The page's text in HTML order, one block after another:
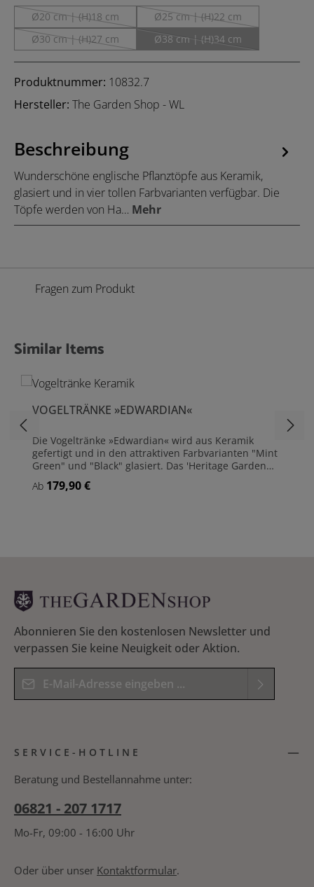
Ø20 cm | (H)18 cm
(Diese Option ist zurzeit nicht verfügbar.)
Ø25 cm | (H)22 cm
(Diese Option ist zurzeit
Ø30 cm | (H)27 cm
(Diese Option ist zurzeit nicht verfügbar.)
Ø38 cm | (H)34 cm
(Diese Option ist zurzeit
Produktnummer: 10832.7
Hersteller: The Garden Shop - WL
Beschreibung
Wunderschöne englische Pflanztöpfe aus Keramik,
glasiert und in vier tollen Farbvarianten verfügbar. Die
Töpfe werden von Ha… Mehr
Fragen zum Produkt
Produktgalerie überspringen
Similar Items
VOGELTRÄNKE »EDWARDIAN«
Die Vogeltränke »Edwardian« wird aus Keramik
gefertigt und in den attraktiven Farbvarianten "Mint
Green" und "Black" glasiert. Das 'Heritage Garden
Keramik ist bis -5 Grad frostsicher, allerdings kann
Grad Maße: Höhe 61 cm - Durchmesser (Schale) 44
cm Gewicht: Gesamt 10,0 kg
Regulärer Preis:
Ab 179,90 €
Abonnieren Sie den kostenlosen Newsletter und
verpassen Sie keine Neuigkeit oder Aktion.
E-Mail-Adresse*
Kenntnis genommen und die
Bitte geben Sie das Ergebnis der Gleichung in das
SERVICE-HOTLINE
Beratung und Bestellannahme unter:
06821 - 207 1717
Mo-Fr, 09:00 - 16:00 Uhr
Oder über unser Kontaktformular.